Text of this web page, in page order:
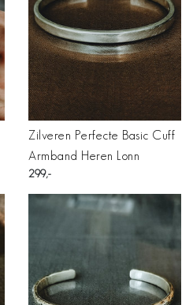
Zilveren Perfecte Basic Cuff
Armband Heren Lonn
299